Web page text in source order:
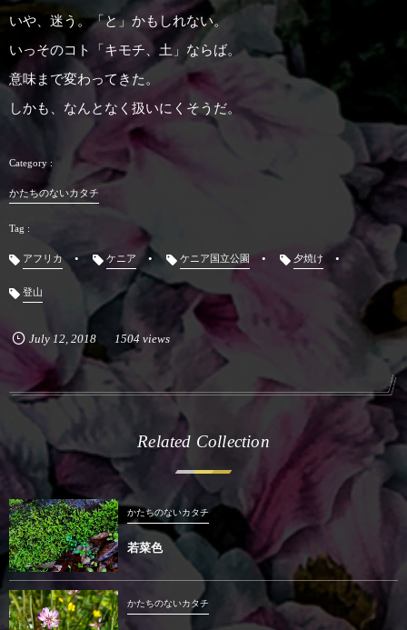
いや、迷う。「と」かもしれない。
いっそのコト「キモチ、土」ならば。
意味まで変わってきた。
しかも、なんとなく扱いにくそうだ。
かたちのないカタチ
アフリカ ケニア ケニア国立公園 夕焼け
登山
July 12, 2018 1504 views
Related Collection
かたちのないカタチ
若菜色
かたちのないカタチ